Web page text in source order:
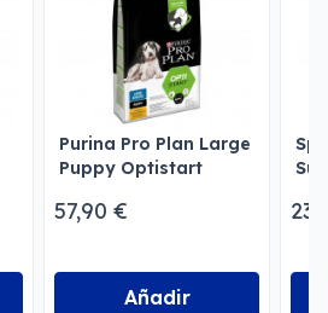
Purina Pro Plan Large
Puppy Optistart
57,90 €
Añadir